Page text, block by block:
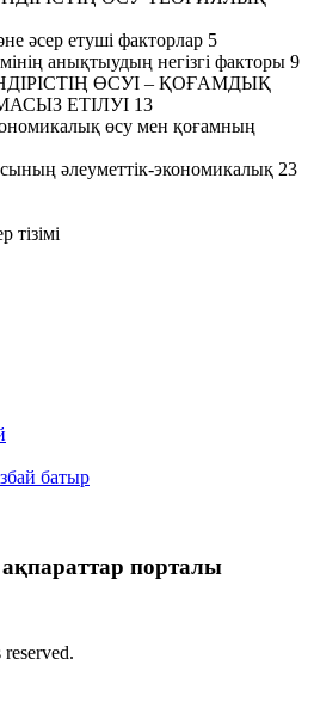
әсер етуші факторлар 5
анықтыудың негiзгi факторы 9
ӨСУІ – ҚОҒАМДЫҚ
ЕТIЛУI 13
өсу мен қоғамның
әлеуметтік-экономикалық 23
тізімі
батыр
порталы